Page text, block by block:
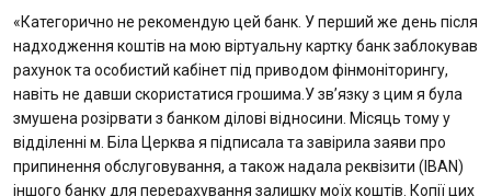
Відділення і банкомати
Інтернет-банкінг
Банки-партнери
Акції
«Категорично не рекомендую цей банк. У перший же день після
надходження коштів на мою віртуальну картку банк заблокував
рахунок та особистий кабінет під приводом фінмоніторингу,
навіть не давши скористатися грошима.У зв’язку з цим я була
змушена розірвати з банком ділові відносини. Місяць тому у
відділенні м. Біла Церква я підписала та завірила заяви про
припинення обслуговування, а також надала реквізити (IBAN)
іншого банку для перерахування залишку моїх коштів. Копії цих